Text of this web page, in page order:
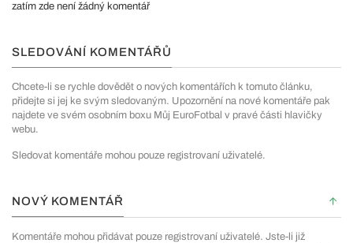
zatím zde není žádný komentář
SLEDOVÁNÍ KOMENTÁŘŮ
Chcete-li se rychle dovědět o nových komentářích k tomuto článku,
přidejte si jej ke svým sledovaným. Upozornění na nové komentáře pak
najdete ve svém osobním boxu Můj EuroFotbal v pravé části hlavičky
webu.
Sledovat komentáře mohou pouze registrovaní uživatelé.
NOVÝ KOMENTÁŘ
Komentáře mohou přidávat pouze registrovaní uživatelé. Jste-li již